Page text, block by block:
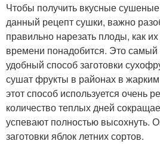
Чтобы получить вкусные сушеные
данный рецепт сушки, важно
правильно нарезать плоды, как
времени понадобится. Это
удобный способ заготовки
сушат фрукты в районах в
этот способ используется очень
количество теплых дней
успевают полностью высохнуть.
заготовки яблок летних сортов.